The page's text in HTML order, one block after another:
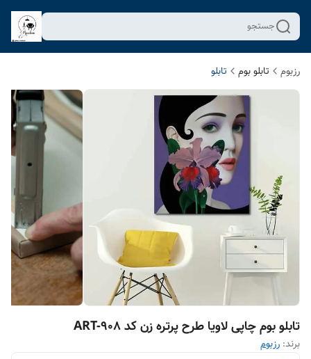
جستجو
رزبوم تابلو بوم تابلو
تابلو بوم چاپی لاویا طرح پرتره زن کد ART-908
برند: رزبوم